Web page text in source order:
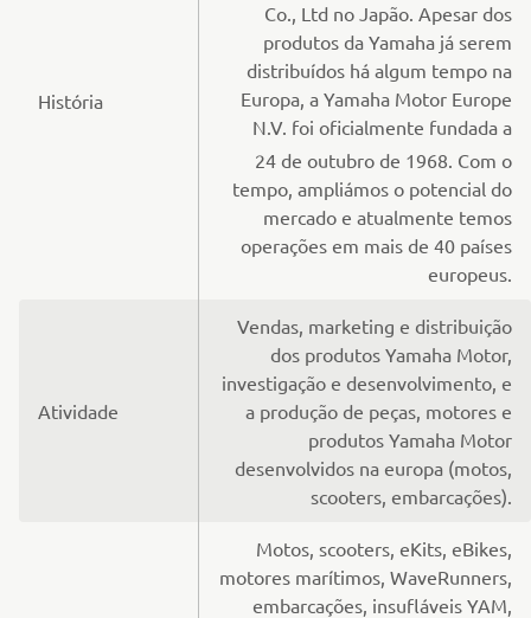
História
Co., Ltd no Japão. Apesar dos
produtos da Yamaha já serem
distribuídos há algum tempo na
Europa, a Yamaha Motor Europe
N.V. foi oficialmente fundada a
24 de outubro de 1968. Com o
tempo, ampliámos o potencial do
mercado e atualmente temos
operações em mais de 40 países
europeus.
Atividade
Vendas, marketing e distribuição
dos produtos Yamaha Motor,
investigação e desenvolvimento, e
a produção de peças, motores e
produtos Yamaha Motor
desenvolvidos na europa (motos,
scooters, embarcações).
Motos, scooters, eKits, eBikes,
motores marítimos, WaveRunners,
embarcações, insufláveis YAM,